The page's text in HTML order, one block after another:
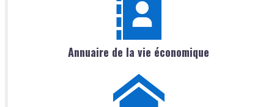
Annuaire de la vie économique